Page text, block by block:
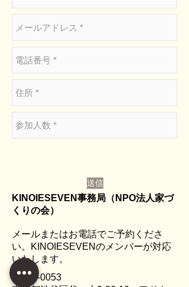
送信
KINOIESEVEN事務局（NPO法人家づ
くりの会）
メールまたはお電話でご予約くださ
い。KINOIESEVENのメンバーが対応
いたします。
〒151-0053